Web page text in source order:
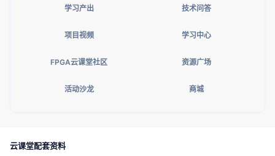
学习产出 技术问答
项目视频 学习中心
FPGA云课堂社区 资源广场
活动沙龙 商城
云课堂配套资料